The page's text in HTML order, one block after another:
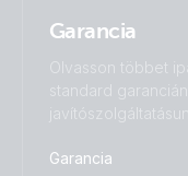
Garancia
Olvasson többet
standard
Garancia